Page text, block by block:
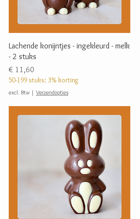
Lachende konijntjes - ingekleurd - melk
- 2 stuks
Prijs
€ 11,60
50-199 stuks: 3% korting
excl. Btw | Verzendopties